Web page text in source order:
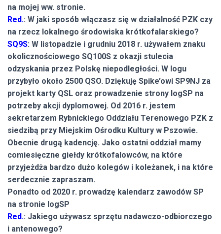
na mojej ww. stronie.
Red.: W jaki sposób włączasz się w działalność PZK czy
na rzecz lokalnego środowiska krótkofalarskiego?
SQ9S: W listopadzie i grudniu 2018 r. używałem znaku
okolicznościowego SQ100S z okazji stulecia
odzyskania przez Polskę niepodległości. W logu
przybyło około 2500 QSO. Dziękuję Spike’owi SP9NJ za
projekt karty QSL oraz prowadzenie strony logSP na
potrzeby akcji dyplomowej. Od 2016 r. jestem
sekretarzem Rybnickiego Oddziału Terenowego PZK z
siedzibą przy Miejskim Ośrodku Kultury w Pszowie.
Obecnie drugą kadencję. Jako ostatni oddział mamy
comiesięczne giełdy krótkofalowców, na które
przyjeżdża bardzo dużo kolegów i koleżanek, i na które
serdecznie zapraszam.
Ponadto od 2020 r. prowadzę kalendarz zawodów SP
na stronie logSP
Red.: Jakiego używasz sprzętu nadawczo-odbiorczego
i antenowego?